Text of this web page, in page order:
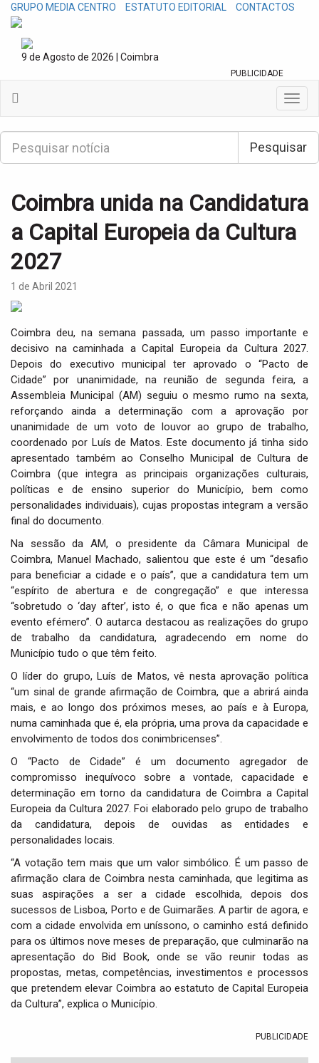
GRUPO MEDIA CENTRO ESTATUTO EDITORIAL CONTACTOS
9 de Agosto de 2026 | Coimbra
PUBLICIDADE
T
o
g
a
v
i
g
P
s
Pesquisar
Coimbra unida na Candidatura
a Capital Europeia da Cultura
2027
1 de Abril 2021
Coimbra deu, na semana passada, um passo importante e
decisivo na caminhada a Capital Europeia da Cultura 2027.
Depois do executivo municipal ter aprovado o “Pacto de
Cidade” por unanimidade, na reunião de segunda feira, a
Assembleia Municipal (AM) seguiu o mesmo rumo na sexta,
reforçando ainda a determinação com a aprovação por
unanimidade de um voto de louvor ao grupo de trabalho,
coordenado por Luís de Matos. Este documento já tinha sido
apresentado também ao Conselho Municipal de Cultura de
Coimbra (que integra as principais organizações culturais,
políticas e de ensino superior do Município, bem como
personalidades individuais), cujas propostas integram a versão
final do documento.
Na sessão da AM, o presidente da Câmara Municipal de
Coimbra, Manuel Machado, salientou que este é um “desafio
para beneficiar a cidade e o país”, que a candidatura tem um
“espírito de abertura e de congregação” e que interessa
“sobretudo o ‘day after’, isto é, o que fica e não apenas um
evento efémero”. O autarca destacou as realizações do grupo
de trabalho da candidatura, agradecendo em nome do
Município tudo o que têm feito.
O líder do grupo, Luís de Matos, vê nesta aprovação política
“um sinal de grande afirmação de Coimbra, que a abrirá ainda
mais, e ao longo dos próximos meses, ao país e à Europa,
numa caminhada que é, ela própria, uma prova da capacidade e
envolvimento de todos dos conimbricenses”.
O “Pacto de Cidade” é um documento agregador de
compromisso inequívoco sobre a vontade, capacidade e
determinação em torno da candidatura de Coimbra a Capital
Europeia da Cultura 2027. Foi elaborado pelo grupo de trabalho
da candidatura, depois de ouvidas as entidades e
personalidades locais.
“A votação tem mais que um valor simbólico. É um passo de
afirmação clara de Coimbra nesta caminhada, que legitima as
suas aspirações a ser a cidade escolhida, depois dos
sucessos de Lisboa, Porto e de Guimarães. A partir de agora, e
com a cidade envolvida em uníssono, o caminho está definido
para os últimos nove meses de preparação, que culminarão na
apresentação do Bid Book, onde se vão reunir todas as
propostas, metas, competências, investimentos e processos
que pretendem elevar Coimbra ao estatuto de Capital Europeia
da Cultura”, explica o Município.
PUBLICIDADE